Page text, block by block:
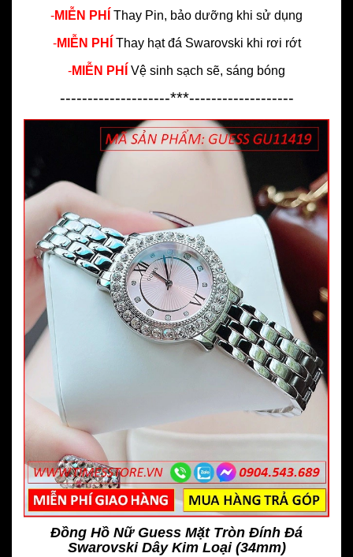
-MIỄN PHÍ Thay Pin, bảo dưỡng khi sử dụng
-MIỄN PHÍ Thay hạt đá Swarovski khi rơi rớt
-MIỄN PHÍ Vệ sinh sạch sẽ, sáng bóng
--------------------***-------------------
Đồng Hồ Nữ Guess Mặt Tròn Đính Đá
Swarovski Dây Kim Loại (34mm)